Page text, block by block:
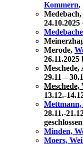
Kommern,
Medebach,
24.10.2025
Merode,
26.11.2025
29.11 –
13.12.-
28.11.-
geschlossen
Minden,
Moers,